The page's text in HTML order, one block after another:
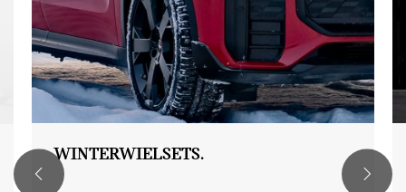
WINTERWIELSETS.